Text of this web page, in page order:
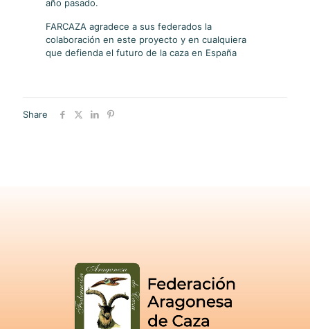
año pasado.
FARCAZA agradece a sus federados la
colaboración en este proyecto y en cualquiera
que defienda el futuro de la caza en España
Share